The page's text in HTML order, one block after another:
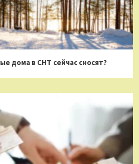
дома в СНТ сейчас сносят?